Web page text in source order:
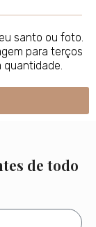
santo ou foto.
para terços
quantidade.
de todo